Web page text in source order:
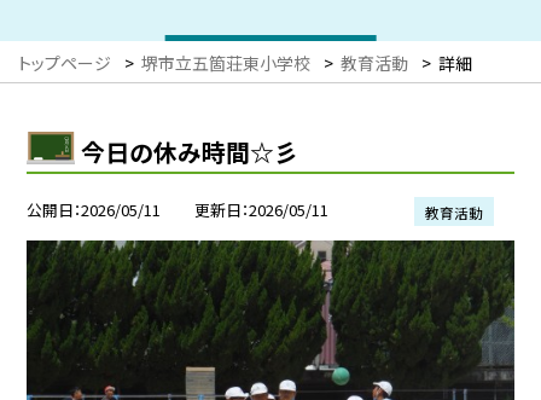
トップページ > 堺市立五箇荘東小学校 > 教育活動 > 詳細
今日の休み時間☆彡
公開日 2026/05/11 更新日 2026/05/11 教育活動